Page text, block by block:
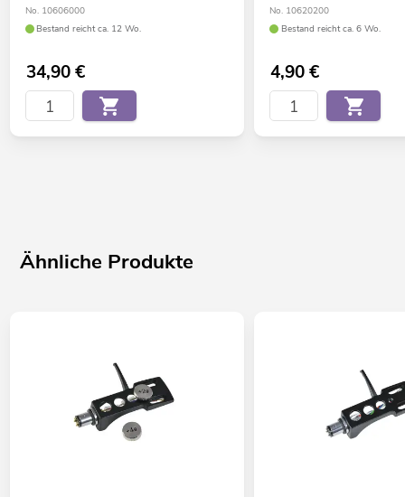
No. 10606000
Bestand reicht ca. 12 Wo.
34,90€
No. 10620200
Bestand reicht ca. 6 Wo.
4,90€
Ähnliche Produkte